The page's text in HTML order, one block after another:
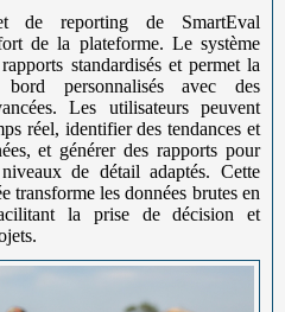
de reporting de SmartEval
de la plateforme. Le système
standardisés et permet la
personnalisés avec des
Les utilisateurs peuvent
réel, identifier des tendances et
et générer des rapports pour
de détail adaptés. Cette
transforme les données brutes en
la prise de décision et